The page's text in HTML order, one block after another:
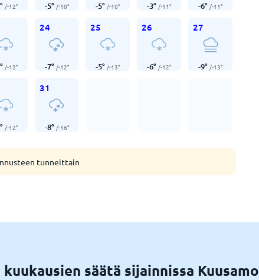
° /-12° -5° /-10° -5° /-10° -3° /-11° -6° /-11°
° /-12°
24
-7° /-12°
25
-5° /-13°
26
-6° /-12°
27
-9° /-13°
° /-12°
31
-8° /-16°
tunneittain
säätä sijainnissa Kuusamo